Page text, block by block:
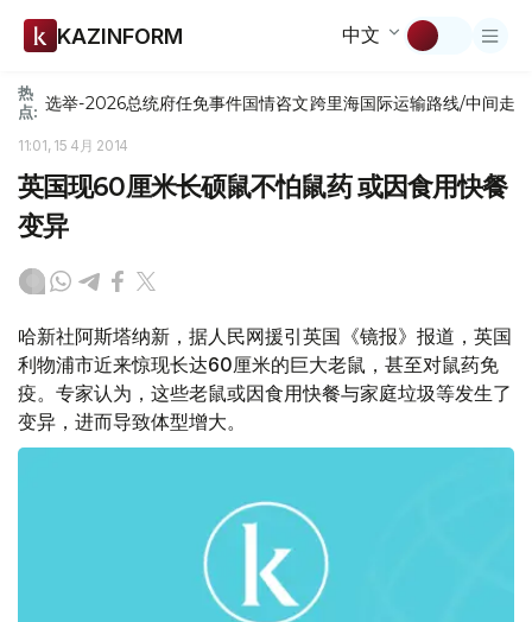
KAZINFORM 中文
热
点: 选举-2026总统府任免事件国情咨文跨里海国际运输路线/中间走廊
11:01, 15 4月 2014
英国现60厘米长硕鼠不怕鼠药 或因食用快餐
变异
哈新社阿斯塔纳新，据人民网援引英国《镜报》报道，英国
利物浦市近来惊现长达60厘米的巨大老鼠，甚至对鼠药免
疫。专家认为，这些老鼠或因食用快餐与家庭垃圾等发生了
变异，进而导致体型增大。